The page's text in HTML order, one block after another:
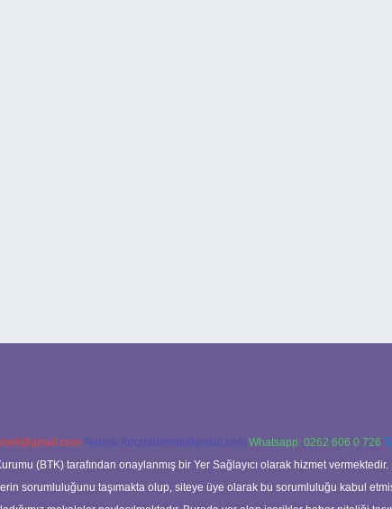
Teams: forumhizmeti@gmail.com Whatsapp: 0262 606 0 726
(BTK) tarafından onaylanmış bir Yer Sağlayıcı olarak hizmet
sorumluluğunu taşımakta olup, siteye üye olarak bu sorumluluğu kabul